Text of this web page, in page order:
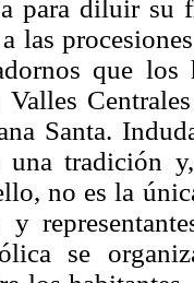
para diluir su
las
que los
Valles
Santa.
una tradición
no es la
y
se